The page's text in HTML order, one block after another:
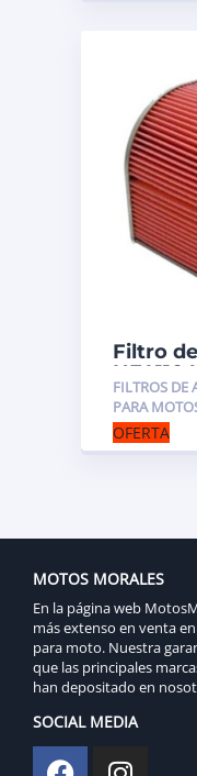
Filtro
HFA1104
FILTROS DE
PARA
OFERTA
MOTOS MORALES
En la página web
más extenso en venta
para moto. Nuestra
que las principales
han depositado en
SOCIAL MEDIA